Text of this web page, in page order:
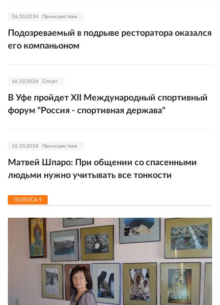
16.10.2024 Происшествия
Подозреваемый в подрыве ресторатора оказался
его компаньоном
16.10.2024 Спорт
В Уфе пройдет XII Международный спортивный
форум "Россия - спортивная держава"
16.10.2024 Происшествия
Матвей Шпаро: При общении со спасенными
людьми нужно учитывать все тонкости
ПОЛОСА 9